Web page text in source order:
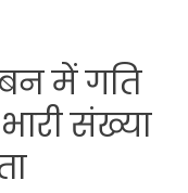
में गति
संख्या